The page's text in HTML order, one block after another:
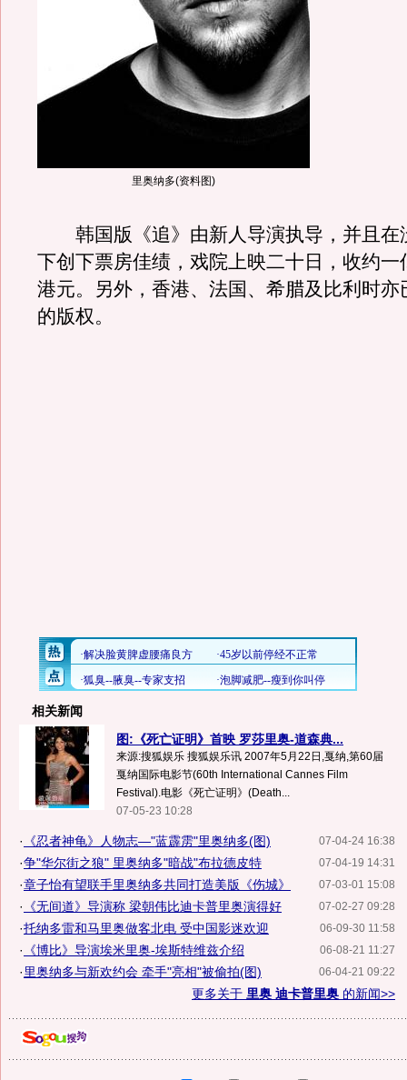
里奥纳多(资料图)
韩国版《追》由新人导演执导，并且在
下创下票房佳绩，戏院上映二十日，收约一
港元。另外，香港、法国、希腊及比利时亦
的版权。
相关新闻
图:《死亡证明》首映 罗莎里奥-道森典...
来源:搜狐娱乐 搜狐娱乐讯 2007年5月22日,戛纳,第60届
戛纳国际电影节(60th International Cannes Film
Festival).电影《死亡证明》(Death...
07-05-23 10:28
07-04-24 16:38
· 《忍者神龟》人物志—"蓝霹雳"里奥纳多(图)
07-04-19 14:31
·争"华尔街之狼" 里奥纳多"暗战"布拉德皮特
07-03-01 15:08
·章子怡有望联手里奥纳多共同打造美版《伤城》
07-02-27 09:28
· 《无间道》导演称 梁朝伟比迪卡普里奥演得好
06-09-30 11:58
·托纳多雷和马里奥做客北电 受中国影迷欢迎
06-08-21 11:27
· 《博比》导演埃米里奥-埃斯特维兹介绍
06-04-21 09:22
·里奥纳多与新欢约会 牵手"亮相"被偷拍(图)
更多关于 里奥 迪卡普里奥 的新闻>>